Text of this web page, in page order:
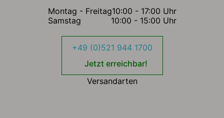
Montag - Freitag10:00 - 17:00 Uhr
Samstag
10:00 - 15:00 Uhr
+49 (0)521 944 1700
Jetzt erreichbar!
Versandarten